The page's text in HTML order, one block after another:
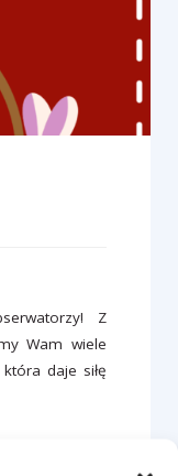
Z
Wam wiele
daje siłę